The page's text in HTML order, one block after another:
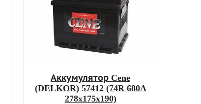
Аккумулятор Cene
(DELKOR) 57412 (74R 680A
278x175x190)